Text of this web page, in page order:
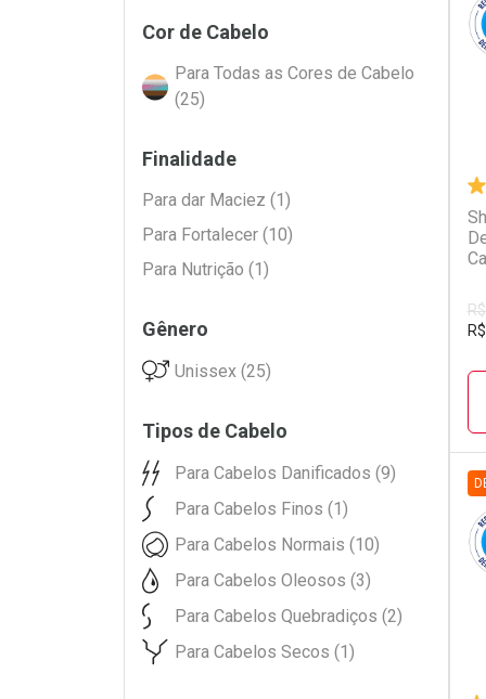
R$
Cor de Cabelo
Para Todas as Cores de Cabelo
(25)
Finalidade
Para dar Maciez (1)
Para Fortalecer (10)
Para Nutrição (1)
Gênero
Unissex (25)
Tipos de Cabelo
Para Cabelos Danificados (9)
Para Cabelos Finos (1)
Para Cabelos Normais (10)
Para Cabelos Oleosos (3)
Para Cabelos Quebradiços (2)
Para Cabelos Secos (1)